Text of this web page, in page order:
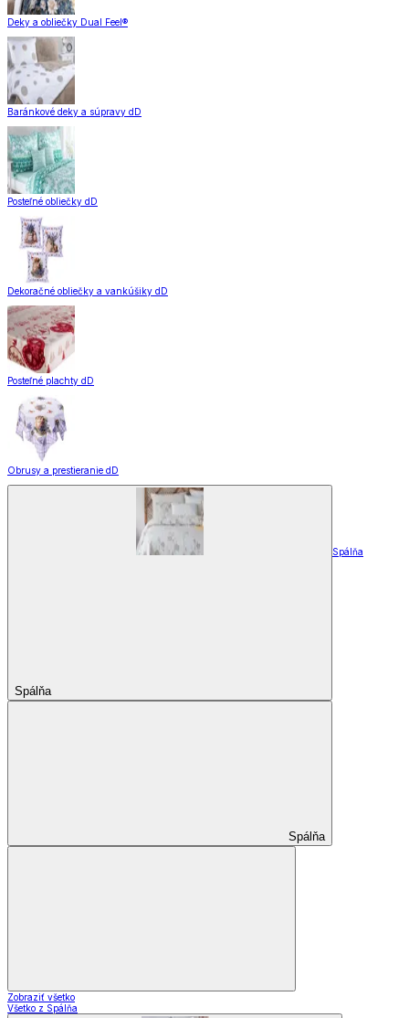
Deky a obliečky Dual Feel®
Baránkové deky a súpravy dD
Posteľné obliečky dD
Dekoračné obliečky a vankúšiky dD
Posteľné plachty dD
Obrusy a prestieranie dD
Spálňa
Spálňa
Spálňa
Zobraziť všetko
Všetko z Spálňa